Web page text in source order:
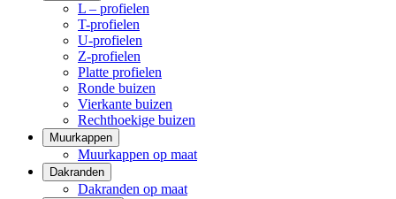
L – profielen
T-profielen
U-profielen
Z-profielen
Platte profielen
Ronde buizen
Vierkante buizen
Rechthoekige buizen
Muurkappen
Muurkappen op maat
Dakranden
Dakranden op maat